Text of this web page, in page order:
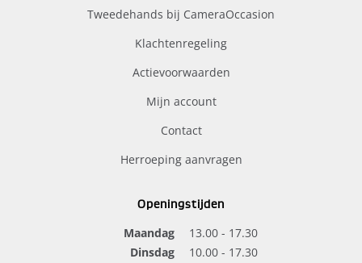
Tweedehands bij CameraOccasion
Klachtenregeling
Actievoorwaarden
Mijn account
Contact
Herroeping aanvragen
Openingstijden
Maandag
13.00 - 17.30
Dinsdag
10.00 - 17.30